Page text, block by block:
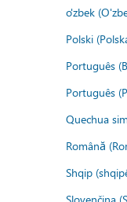
o'zbek
Polski
Português
Português
Quechua
Română
Shqip
Slovenčina